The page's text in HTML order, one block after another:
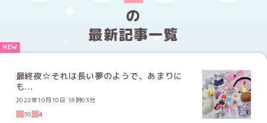
の
最新記事一覧
最終夜☆それは長い夢のようで、あまりに
も...
2022年10月10日 18時03分
30
4